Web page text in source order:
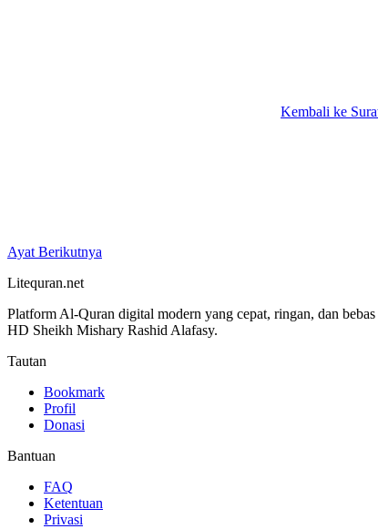
Kembali ke
Ayat Berikutnya
Litequran.net
Platform Al-Quran digital modern yang cepat, ringan, dan
HD Sheikh Mishary Rashid Alafasy.
Tautan
Bookmark
Profil
Donasi
Bantuan
FAQ
Ketentuan
Privasi